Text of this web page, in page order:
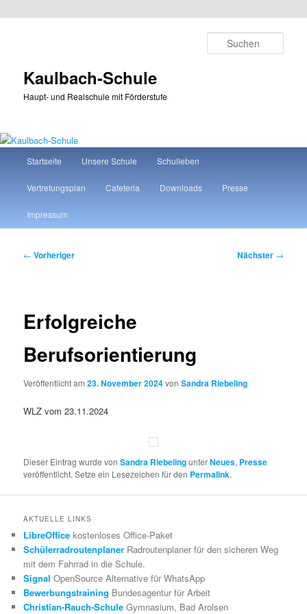
Kaulbach-Schule
Haupt- und Realschule mit Förderstufe
Startseite Unsere Schule Schulleben
Vertretungsplan Cafeteria Downloads Presse
Impressum
Beitragsnavigation
← Vorheriger Nächster →
Erfolgreiche
Berufsorientierung
Veröffentlicht am23. November 2024vonSandra Riebeling
WLZ vom 23.11.2024
Dieser Eintrag wurde vonSandra RiebelingunterNeues, Presse
veröffentlicht. Setze ein Lesezeichen für den Permalink.
AKTUELLE LINKS
LibreOffice kostenloses Office-Paket
Schülerradroutenplaner Radroutenplaner für den sicheren Weg
mit dem Fahrrad in die Schule.
Signal OpenSource Alternative für WhatsApp
Bewerbungstraining Bundesagentur für Arbeit
Christian-Rauch-Schule Gymnasium, Bad Arolsen